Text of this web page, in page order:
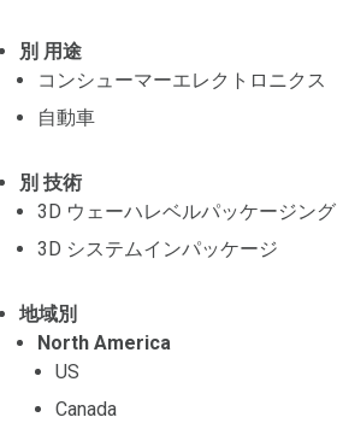
別 用途
コンシューマーエレクトロニクス
自動車
別 技術
3D ウェーハレベルパッケージング
3D システムインパッケージ
地域別
North America
US
Canada